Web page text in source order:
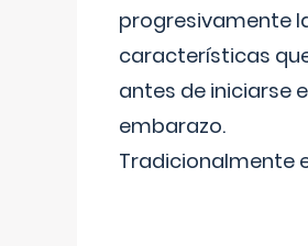
progresivamente
características
antes de iniciarse
embarazo.
Tradicionalmente